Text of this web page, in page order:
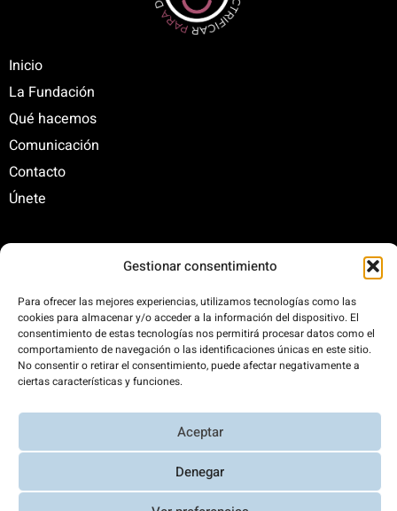
Gestionar consentimiento
Para ofrecer las mejores experiencias, utilizamos tecnologías como las
cookies para almacenar y/o acceder a la información del dispositivo. El
consentimiento de estas tecnologías nos permitirá procesar datos como el
comportamiento de navegación o las identificaciones únicas en este sitio.
No consentir o retirar el consentimiento, puede afectar negativamente a
ciertas características y funciones.
Aceptar
Denegar
Inicio
La Fundación
Qué hacemos
Comunicación
Contacto
Únete
C/ Santa Engracia, 108. 5º Interior. Izda. 28003
fundacion@fundacionrenovables.org
comunicacion@fundacionrenovables.org
Compensamos la huella de carbono en un
Aviso Legal y Política de Privacidad|Transparencia